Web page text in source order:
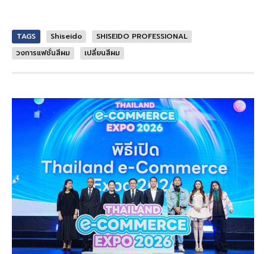
TAGS Shiseido
SHISEIDO PROFESSIONAL
วงการแฟชั่นสีผม
เปลี่ยนสีผม